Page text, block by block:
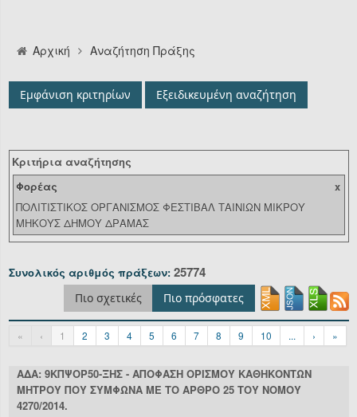
Αναζήτηση
Οργανόγραμμα
Επικοινωνία/Υποστήριξη
Είσοδος
Αρχική Αναζήτηση Πράξης
Εμφάνιση κριτηρίων Εξειδικευμένη αναζήτηση
Κριτήρια αναζήτησης
x
Φορέας
ΠΟΛΙΤΙΣΤΙΚΟΣ ΟΡΓΑΝΙΣΜΟΣ ΦΕΣΤΙΒΑΛ ΤΑΙΝΙΩΝ ΜΙΚΡΟΥ
ΜΗΚΟΥΣ ΔΗΜΟΥ ΔΡΑΜΑΣ
Συνολικός αριθμός πράξεων: 25774
Πιο σχετικές Πιο πρόσφατες
« ‹ 1 2 3 4 5 6 7 8 9 10 ... › »
ΑΔΑ: 9ΚΠΨΟΡ50-ΞΗΣ - ΑΠΟΦΑΣΗ ΟΡΙΣΜΟΥ ΚΑΘΗΚΟΝΤΩΝ
ΜΗΤΡΟΥ ΠΟΥ ΣΥΜΦΩΝΑ ΜΕ ΤΟ ΑΡΘΡΟ 25 ΤΟΥ ΝΟΜΟΥ
4270/2014.